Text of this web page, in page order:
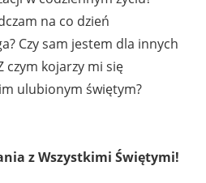
na co dzień
Czy sam jestem dla innych
czym kojarzy mi się
ulubionym świętym?
z Wszystkimi Świętymi!